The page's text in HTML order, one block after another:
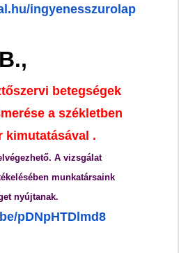
ingyenesszurolap
B.,
betegségek
a székletben
kimutatásával .
A vizsgálat
munkatársaink
nyújtanak.
pDNpHTDlmd8